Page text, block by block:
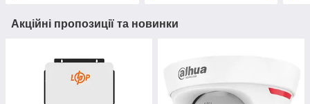
Акційні пропозиції та новинки